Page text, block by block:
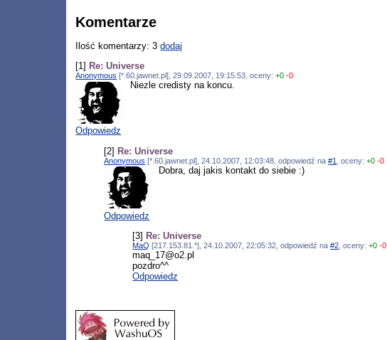
Komentarze
Ilość komentarzy: 3dodaj
[1] Re: Universe
Anonymous [*.60.jawnet.pl], 29.09.2007, 19:15:53, oceny:+0 -0
Niezle credisty na koncu.
Odpowiedz
[2] Re: Universe
Anonymous [*.60.jawnet.pl], 24.10.2007, 12:03:48, odpowiedź na#1 , oceny:+0 -0
Dobra, daj jakis kontakt do siebie :)
Odpowiedz
[3] Re: Universe
MaQ [217.153.81.*], 24.10.2007, 22:05:32, odpowiedź na#2 , oceny:+0 -0
maq_17@o2.pl
pozdro^^
Odpowiedz